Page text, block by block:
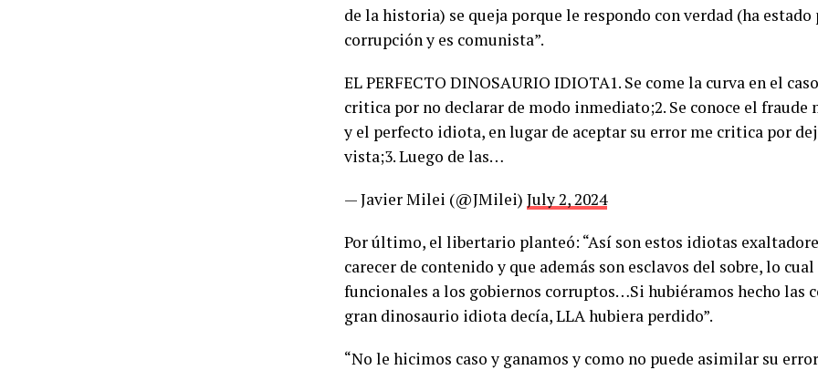
de la historia) se queja porque le respondo con verdad (ha estado
corrupción y es comunista”.
EL PERFECTO DINOSAURIO IDIOTA1. Se come la curva en el
critica por no declarar de modo inmediato;2. Se conoce el
y el perfecto idiota, en lugar de aceptar su error me critica por
vista;3. Luego de las…
— Javier Milei (@JMilei) July 2, 2024
Por último, el libertario planteó: “Así son estos idiotas
carecer de contenido y que además son esclavos del sobre, lo
funcionales a los gobiernos corruptos…Si hubiéramos hecho las
gran dinosaurio idiota decía, LLA hubiera perdido”.
“No le hicimos caso y ganamos y como no puede asimilar su